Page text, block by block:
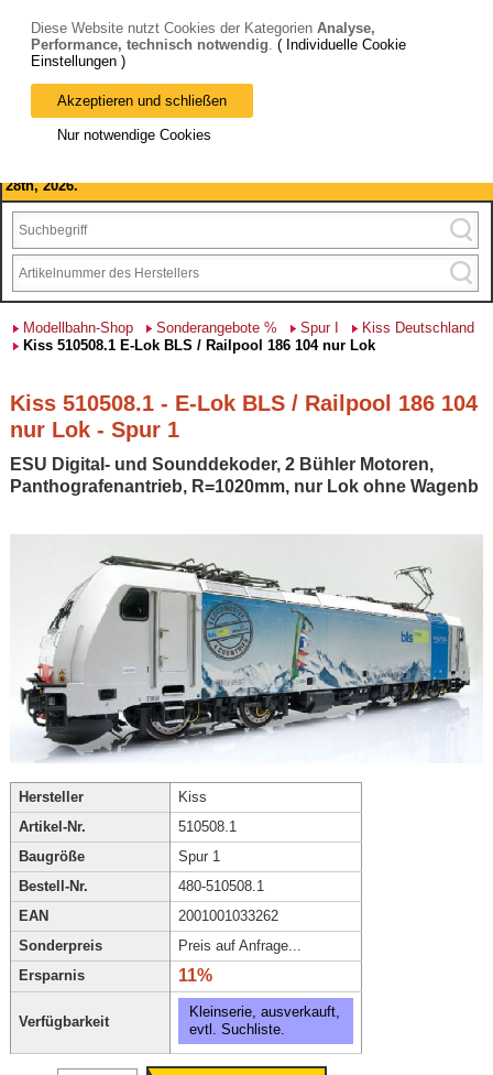
Bitte beachten Sie: wir machen Betriebsferien, vom 03. bis 28.
August 2026 haben wir geschlossen.
28th, 2026.
Modellbahn-Shop Sonderangebote % Spur I
Kiss Deutschland
Kiss 510508.1 E-Lok BLS / Railpool 186 104 nur Lok
Kiss 510508.1 - E-Lok BLS / Railpool 186 104
nur Lok - Spur 1
ESU Digital- und Sounddekoder, 2 Bühler Motoren,
Panthografenantrieb, R=1020mm, nur Lok ohne Wagenb
Hersteller
Kiss
Artikel-Nr.
510508.1
Baugröße
Spur 1
Bestell-Nr.
480-510508.1
EAN
2001001033262
Sonderpreis
Preis auf Anfrage...
Ersparnis
11%
Verfügbarkeit
Kleinserie, ausverkauft,
evtl. Suchliste.
Diese Website nutzt Cookies der Kategorien Analyse,
Performance, technisch notwendig. ( Individuelle Cookie
Einstellungen )
Akzeptieren und schließen
Nur notwendige Cookies